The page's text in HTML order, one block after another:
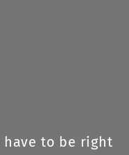
have to be right